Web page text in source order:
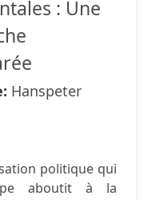
: Une
Hanspeter
politique qui
aboutit à la